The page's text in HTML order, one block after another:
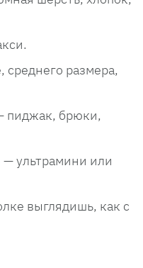
среднего размера,
пиджак, брюки,
— ультрамини или
выглядишь, как с